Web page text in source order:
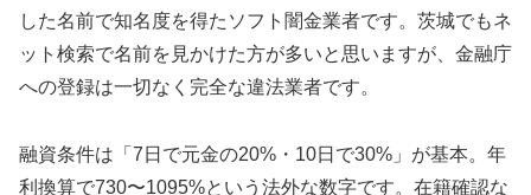
した名前で知名度を得たソフト闇金業者です。茨城でもネ
ット検索で名前を見かけた方が多いと思いますが、金融庁
への登録は一切なく完全な違法業者です。
融資条件は「7日で元金の20%・10日で30%」が基本。年
利換算で730〜1095%という法外な数字です。在籍確認な